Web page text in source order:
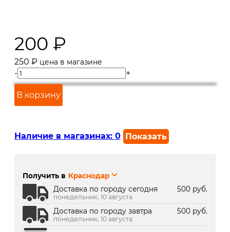
200 ₽
250 ₽ цена в магазине
- +
В корзину
Наличие в магазинах: 0 Показать
г. Краснодар, ТК Медиаплаза:
Получить в Краснодар
Доставка по городу сегодня
500 руб.
понедельник, 10 августа
Доставка по городу завтра 500 руб.
понедельник, 10 августа